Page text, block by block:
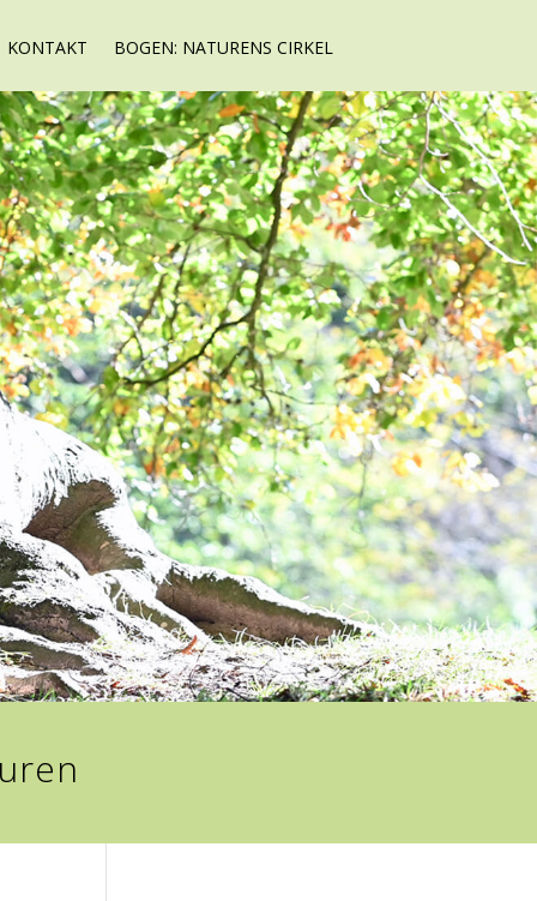
KONTAKT BOGEN: NATURENS CIRKEL